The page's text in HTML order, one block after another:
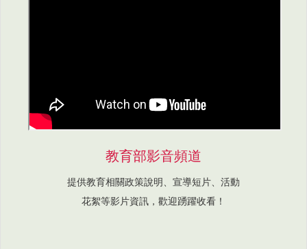
教育部影音頻道
提供教育相關政策說明、宣導短片、活動
花絮等影片資訊，歡迎踴躍收看！